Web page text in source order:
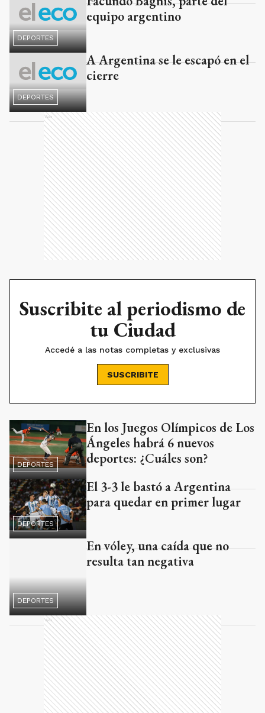
DEPORTES
equipo argentino
DEPORTES
A Argentina se le escapó en el
cierre
Ads
Suscribite al periodismo de
tu Ciudad
Accedé a las notas completas y exclusivas
SUSCRIBITE
DEPORTES
En los Juegos Olímpicos de Los
Ángeles habrá 6 nuevos
deportes: ¿Cuáles son?
DEPORTES
El 3-3 le bastó a Argentina
para quedar en primer lugar
DEPORTES
En vóley, una caída que no
resulta tan negativa
Ads